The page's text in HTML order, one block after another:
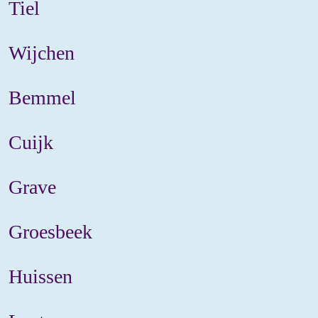
Tiel
Wijchen
Bemmel
Cuijk
Grave
Groesbeek
Huissen